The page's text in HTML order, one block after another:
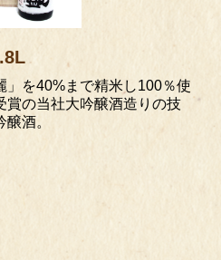
」を40%まで精米し100％使
賞の当社大吟醸酒造りの技
酒。